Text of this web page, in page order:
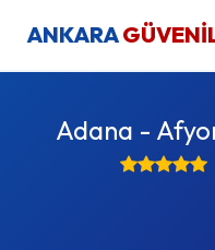
ANKARA
Adana -